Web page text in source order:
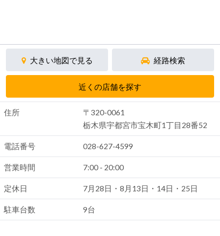
大きい地図で見る 経路検索
近くの店舗を探す
住所
〒320-0061
栃木県宇都宮市宝木町1丁目28番52
電話番号 028-627-4599
営業時間 7:00 - 20:00
定休日 7月28日・8月13日・14日・25日
駐車台数 9台